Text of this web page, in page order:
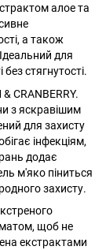
алое та
а також
для
стягнутості.
CRANBERRY.
з яскравішим
для захисту
інфекціям,
додає
м'яко піниться
захисту.
щоб не
екстрактами